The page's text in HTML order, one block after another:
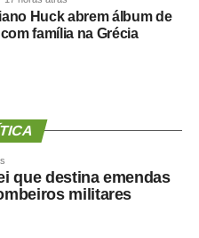
a importância da
todos os candidatos.
Huck abrem álbum de
família na Grécia
que destina emendas
militares